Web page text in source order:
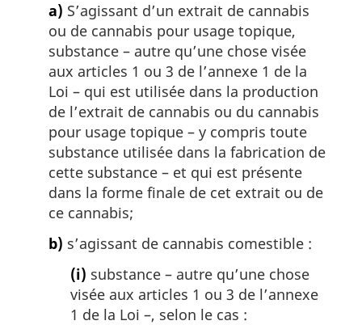
a) S’agissant d’un extrait de cannabis
ou de cannabis pour usage topique,
substance – autre qu’une chose visée
aux articles 1 ou 3 de l’annexe 1 de la
Loi – qui est utilisée dans la production
de l’extrait de cannabis ou du cannabis
pour usage topique – y compris toute
substance utilisée dans la fabrication de
cette substance – et qui est présente
dans la forme finale de cet extrait ou de
ce cannabis;
b) s’agissant de cannabis comestible :
(i) substance – autre qu’une chose
visée aux articles 1 ou 3 de l’annexe
1 de la Loi –, selon le cas :